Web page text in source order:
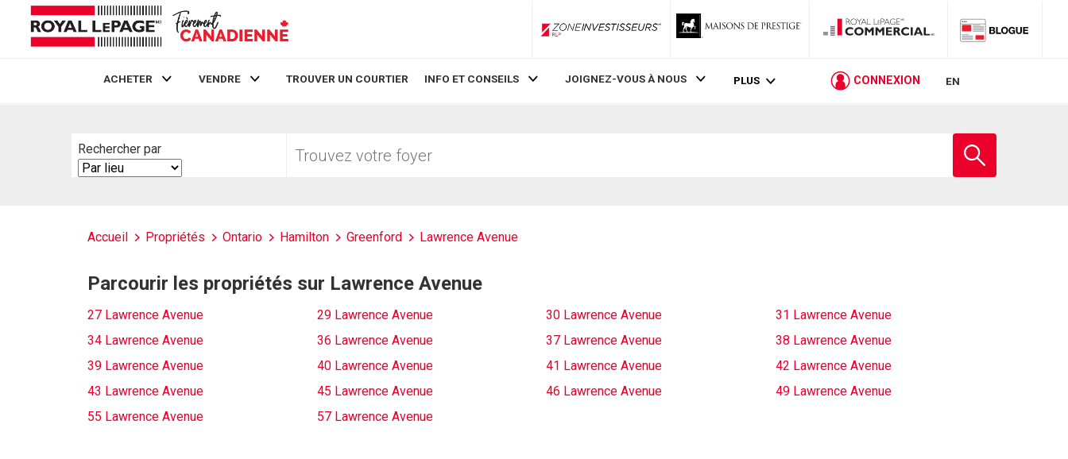
ZoneInvestisseurs RLP
ACHETER VENDRE TROUVER UN COURTIER INFO ET CONSEILS JOIGNEZ-VOUS À NOUS PLUS CONNEXION EN
Rechercher par
Search
By
votre
Accueil Propriétés Ontario Hamilton Greenford Lawrence Avenue
Parcourir les propriétés sur Lawrence Avenue
27 Lawrence Avenue 29 Lawrence Avenue 30 Lawrence Avenue
31 Lawrence Avenue
34 Lawrence Avenue
36 Lawrence Avenue 37 Lawrence Avenue
38 Lawrence Avenue
39 Lawrence Avenue
40 Lawrence Avenue 41 Lawrence Avenue
42 Lawrence Avenue
43 Lawrence Avenue
45 Lawrence Avenue 46 Lawrence Avenue
49 Lawrence Avenue
55 Lawrence Avenue
57 Lawrence Avenue